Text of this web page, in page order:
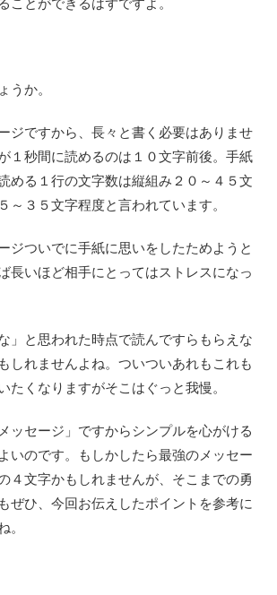
うか。
ジですから、長々と書く必要はありませ
１秒間に読めるのは１０文字前後。手紙
める１行の文字数は縦組み２０～４５文
～３５文字程度と言われています。
ジついでに手紙に思いをしたためようと
長いほど相手にとってはストレスになっ
」と思われた時点で読んですらもらえな
しれませんよね。ついついあれもこれも
たくなりますがそこはぐっと我慢。
ッセージ」ですからシンプルを心がける
いのです。もしかしたら最強のメッセー
４文字かもしれませんが、そこまでの勇
ぜひ、今回お伝えしたポイントを参考に
。